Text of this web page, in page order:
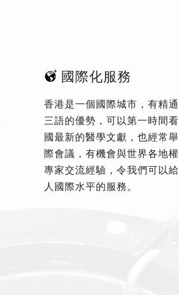
國際化服務
香港是一個國際城市，有精
三語的優勢，可以第一時間
國最新的醫學文獻，也經常
際會議，有機會與世界各地
專家交流經驗，令我們可以
人國際水平的服務。